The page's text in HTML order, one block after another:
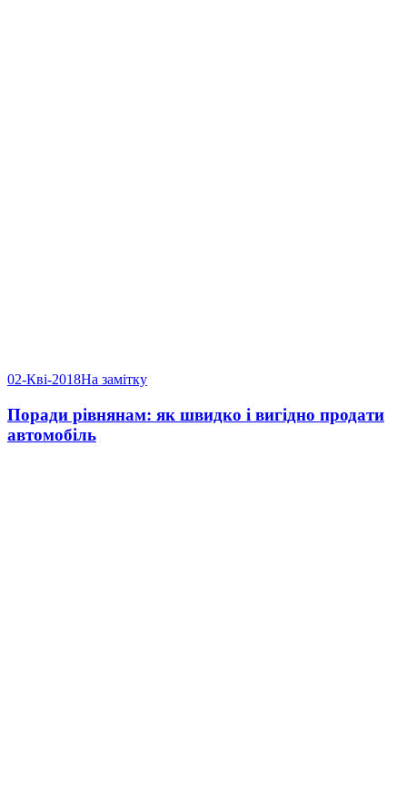
02-Кві-2018На замітку
Поради рівнянам: як швидко і вигідно продати
автомобіль